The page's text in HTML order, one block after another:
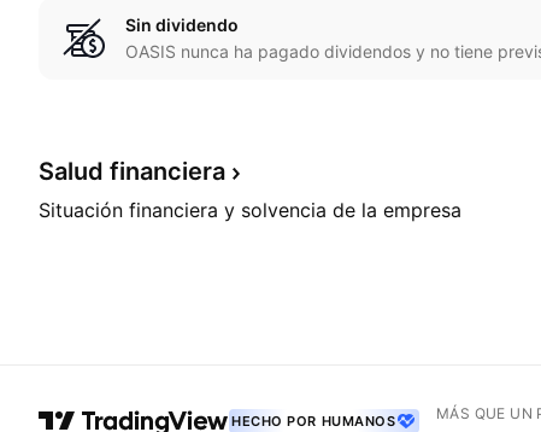
Sin dividendo
OASIS nunca ha pagado dividendos y no tiene
Salud financiera
Situación financiera y solvencia de la empresa
HECHO POR HUMANOS MÁS QUE UN